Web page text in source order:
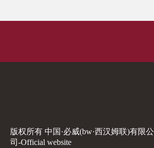
版权所有 中国·必威(bw·西汉姆联)有限公
司-Official website